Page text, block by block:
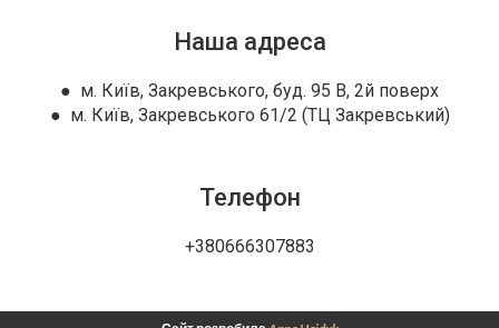
Наша адреса
● м. Київ, Закревського, буд. 95 В, 2й поверх
● м. Київ, Закревського 61/2 (ТЦ Закревський)
Телефон
+380666307883